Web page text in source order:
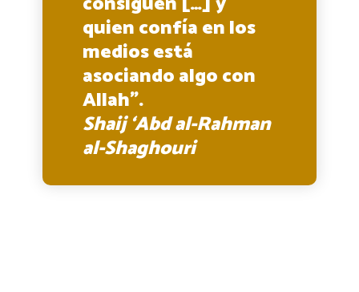
quien confía en los
medios está
asociando algo con
Allah”.
Shaij ‘Abd al-Rahman
al-Shaghouri